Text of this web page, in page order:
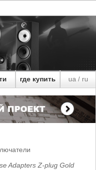
где купить ua/ ru
Adapters Z-plug Gold